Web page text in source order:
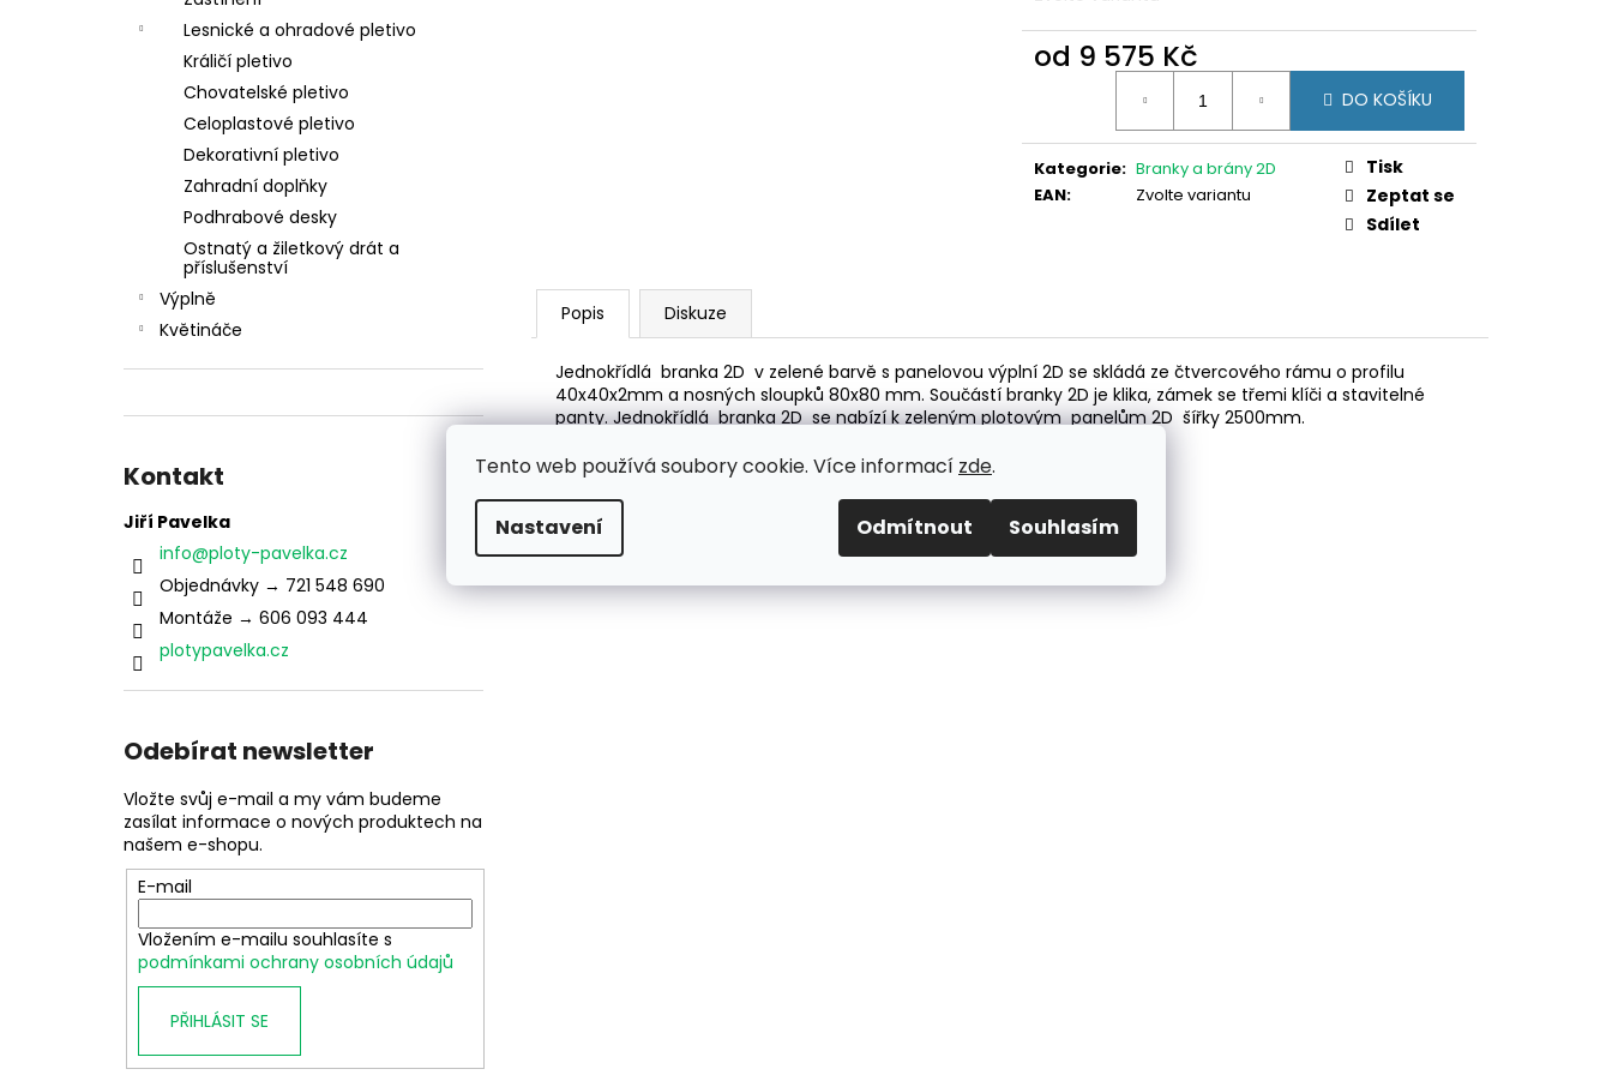
Tento web používá soubory cookie. Více informací zde.
Nastavení Odmítnout Souhlasím
Lesnické a ohradové pletivo
Králičí pletivo
Chovatelské pletivo
Celoplastové pletivo
Dekorativní pletivo
Zahradní doplňky
Podhrabové desky
Ostnatý a žiletkový drát a
příslušenství
Výplně
Květináče
Kontakt
Jiří Pavelka
info@ploty-pavelka.cz
Objednávky → 721 548 690
Montáže → 606 093 444
plotypavelka.cz
Odebírat newsletter
Vložte svůj e-mail a my vám budeme
zasílat informace o nových produktech na
našem e-shopu.
E-mail
Vložením e-mailu souhlasíte s
podmínkami ochrany osobních údajů
PŘIHLÁSIT SE
od 9 575 Kč
DO KOŠÍKU
Kategorie: Branky a brány 2D
EAN: Zvolte variantu
Tisk
Zeptat se
Sdílet
Popis Diskuze
Jednokřídlá branka 2D v zelené barvě s panelovou výplní 2D se skládá ze čtvercového rámu o profilu
40x40x2mm a nosných sloupků 80x80 mm. Součástí branky 2D je klika, zámek se třemi klíči a stavitelné
panty. Jednokřídlá branka 2D se nabízí k zeleným plotovým panelům 2D šířky 2500mm.
ŠROUB SAMOŘEZNÝ K PŘÍCHYTCE PRO
PANEL 2D
PŘÍCHYTKA PLOTOVÁ PVC PRO PANEL
2D - ČERNÁ